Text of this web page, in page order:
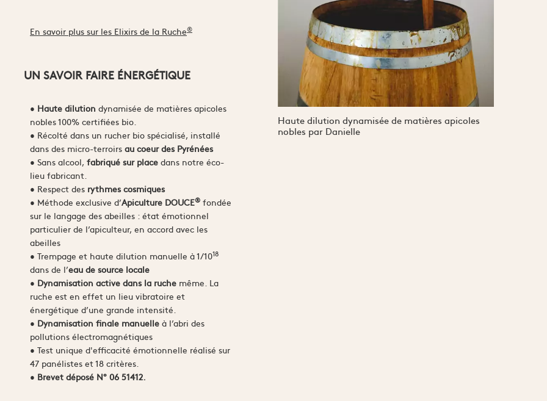
En savoir plus sur les Elixirs de la Ruche®
UN SAVOIR FAIRE ÉNERGÉTIQUE
• Haute dilution dynamisée de matières apicoles
nobles 100% certifiées bio.
• Récolté dans un rucher bio spécialisé, installé
dans des micro-terroirs au coeur des Pyrénées
• Sans alcool, fabriqué sur place dans notre éco-
lieu fabricant.
• Respect des rythmes cosmiques
• Méthode exclusive d’Apiculture DOUCE® fondée
sur le langage des abeilles : état émotionnel
particulier de l’apiculteur, en accord avec les
abeilles
• Trempage et haute dilution manuelle à 1/1018
dans de l’eau de source locale
• Dynamisation active dans la ruche même. La
ruche est en effet un lieu vibratoire et
énergétique d’une grande intensité.
• Dynamisation finale manuelle à l’abri des
pollutions électromagnétiques
• Test unique d'efficacité émotionnelle réalisé sur
47 panélistes et 18 critères.
• Brevet déposé N° 06 51412.
Haute dilution dynamisée de matières apicoles
nobles par Danielle